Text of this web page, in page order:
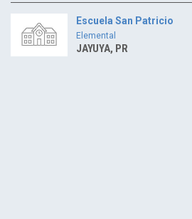
Escuela San Patricio
Elemental
JAYUYA, PR